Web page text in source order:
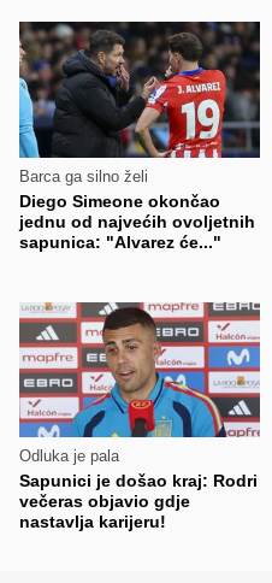
Barca ga silno želi
Diego Simeone okončao
jednu od najvećih ovoljetnih
sapunica: "Alvarez će..."
Odluka je pala
Sapunici je došao kraj: Rodri
večeras objavio gdje
nastavlja karijeru!